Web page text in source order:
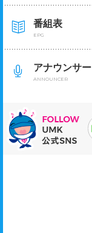
番組表
EPG
アナウンサー
ANNOUNCER